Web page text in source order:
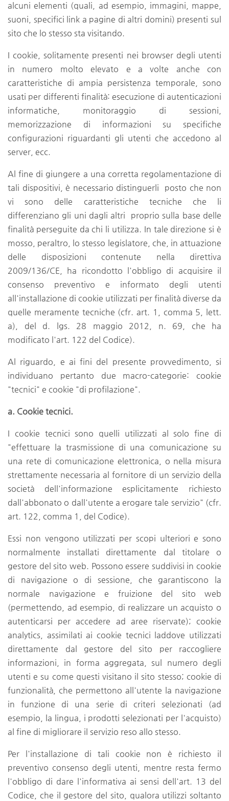
alcuni elementi (quali, ad esempio, immagini, mappe,
suoni, specifici link a pagine di altri domini) presenti sul
sito che lo stesso sta visitando.
I cookie, solitamente presenti nei browser degli utenti
in numero molto elevato e a volte anche con
caratteristiche di ampia persistenza temporale, sono
usati per differenti finalità: esecuzione di autenticazioni
informatiche, monitoraggio di sessioni,
memorizzazione di informazioni su specifiche
configurazioni riguardanti gli utenti che accedono al
server, ecc.
Al fine di giungere a una corretta regolamentazione di
tali dispositivi, è necessario distinguerli posto che non
vi sono delle caratteristiche tecniche che li
differenziano gli uni dagli altri proprio sulla base delle
finalità perseguite da chi li utilizza. In tale direzione si è
mosso, peraltro, lo stesso legislatore, che, in attuazione
delle disposizioni contenute nella direttiva
2009/136/CE, ha ricondotto l'obbligo di acquisire il
consenso preventivo e informato degli utenti
all'installazione di cookie utilizzati per finalità diverse da
quelle meramente tecniche (cfr. art. 1, comma 5, lett.
a), del d. lgs. 28 maggio 2012, n. 69, che ha
modificato l'art. 122 del Codice).
Al riguardo, e ai fini del presente provvedimento, si
individuano pertanto due macro-categorie: cookie
"tecnici" e cookie "di profilazione".
a. Cookie tecnici.
I cookie tecnici sono quelli utilizzati al solo fine di
"effettuare la trasmissione di una comunicazione su
una rete di comunicazione elettronica, o nella misura
strettamente necessaria al fornitore di un servizio della
società dell'informazione esplicitamente richiesto
dall'abbonato o dall'utente a erogare tale servizio" (cfr.
art. 122, comma 1, del Codice).
Essi non vengono utilizzati per scopi ulteriori e sono
normalmente installati direttamente dal titolare o
gestore del sito web. Possono essere suddivisi in cookie
di navigazione o di sessione, che garantiscono la
normale navigazione e fruizione del sito web
(permettendo, ad esempio, di realizzare un acquisto o
autenticarsi per accedere ad aree riservate); cookie
analytics, assimilati ai cookie tecnici laddove utilizzati
direttamente dal gestore del sito per raccogliere
informazioni, in forma aggregata, sul numero degli
utenti e su come questi visitano il sito stesso; cookie di
funzionalità, che permettono all'utente la navigazione
in funzione di una serie di criteri selezionati (ad
esempio, la lingua, i prodotti selezionati per l'acquisto)
al fine di migliorare il servizio reso allo stesso.
Per l'installazione di tali cookie non è richiesto il
preventivo consenso degli utenti, mentre resta fermo
l'obbligo di dare l'informativa ai sensi dell'art. 13 del
Codice, che il gestore del sito, qualora utilizzi soltanto